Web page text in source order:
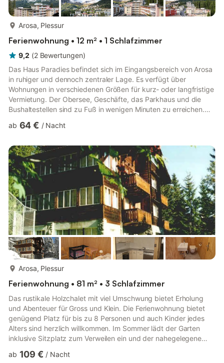
Arosa, Plessur
Ferienwohnung • 12 m² • 1 Schlafzimmer
9,2 (2 Bewertungen)
Das Haus Paradies befindet sich im Eingangsbereich von Arosa
in ruhiger und dennoch zentraler Lage. Es verfügt über
Wohnungen in verschiedenen Größen für kurz- oder langfristige
Vermietung. Der Obersee, Geschäfte, das Parkhaus und die
Bushaltestellen sind zu Fuß in wenigen Minuten zu erreichen.
Heimfahrt führt fast bis zum Haus. Ob Sie einen Skitag oder
Besuch in unserem hauseigenen Hallenbad ist ein perfekter
Abschluss. Entspannen, aufwärmen, baden und wohlfühlen im
...
ab 64 € / Nacht
Arosa, Plessur
Ferienwohnung • 81 m² • 3 Schlafzimmer
Das rustikale Holzchalet mit viel Umschwung bietet Erholung
und Abenteuer für Gross und Klein. Die Ferienwohnung bietet
genügend Platz für bis zu 8 Personen und auch Kinder jedes
Alters sind herzlich willkommen. Im Sommer lädt der Garten
inklusive Sitzplatz zum Verweilen ein und der nahegelegene
Pension geführt, wurden die Stockwerke im Jahr 2008 zu
ab 109 € / Nacht